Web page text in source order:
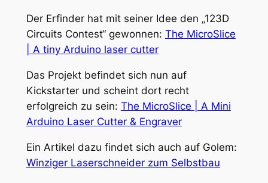
Der Erfinder hat mit seiner Idee den „123D
Circuits Contest“ gewonnen: The MicroSlice
| A tiny Arduino laser cutter
Das Projekt befindet sich nun auf
Kickstarter und scheint dort recht
erfolgreich zu sein: The MicroSlice | A Mini
Arduino Laser Cutter & Engraver
Ein Artikel dazu findet sich auch auf Golem:
Winziger Laserschneider zum Selbstbau